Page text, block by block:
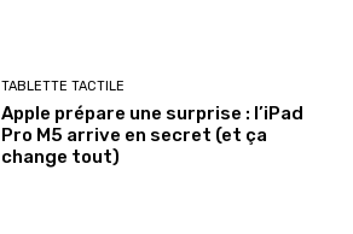
TABLETTE TACTILE
Apple prépare une surprise : l’iPad
Pro M5 arrive en secret (et ça
change tout)